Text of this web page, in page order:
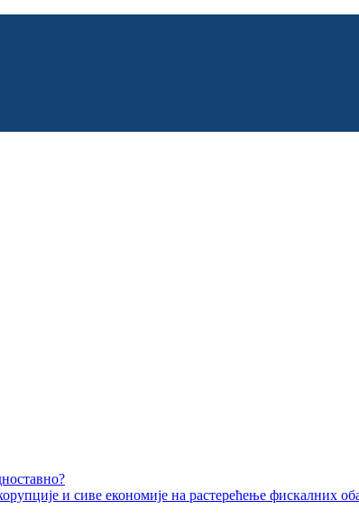
и сиве економије на растерећење фискалних